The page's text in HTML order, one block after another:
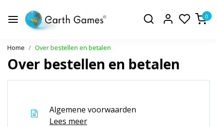
0
Home Over bestellen en betalen
Over bestellen en betalen
Algemene voorwaarden
Lees meer